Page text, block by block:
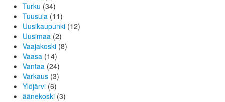
Turku (34)
Tuusula (11)
Uusikaupunki (12)
Uusimaa (2)
Vaajakoski (8)
Vaasa (14)
Vantaa (24)
Varkaus (3)
Ylöjärvi (6)
äänekoski (3)